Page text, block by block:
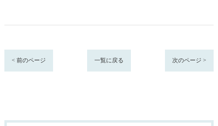
< 前のページ 一覧に戻る 次のページ >